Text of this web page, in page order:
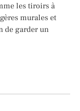
les tiroirs à
murales et
de garder un